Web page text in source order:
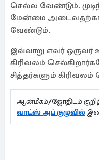
செல்ல வேண்டும்.
மேன்மை
வேண்டும்.
இவ்வாறு எவர்
கிரிவலம்
சித்தர்களும்
ஆன்மீகம்/ஜோதிடம்
வாட்ஸ் அப் குழுவில்